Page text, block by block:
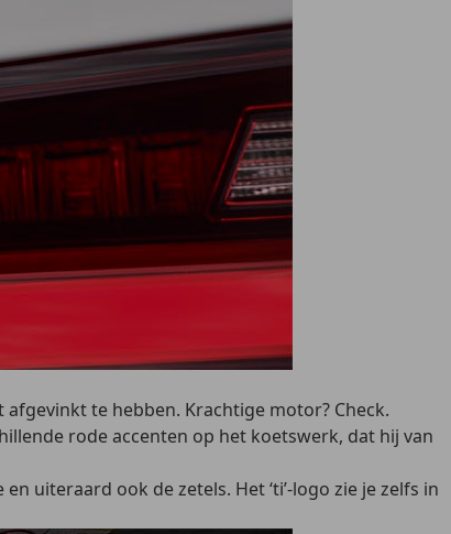
te hebben. Krachtige motor? Check.
rode accenten op het koetswerk, dat hij van
uiteraard ook de zetels. Het ‘ti’-logo zie je zelfs in